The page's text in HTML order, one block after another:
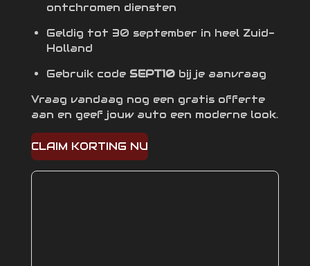
ontchromen diensten
Geldig tot 30 september in heel Zuid-
Holland
Gebruik code SEPT10 bij je aanvraag
Vraag vandaag nog een gratis offerte
aan en geef jouw auto een moderne look.
CLAIM KORTING NU